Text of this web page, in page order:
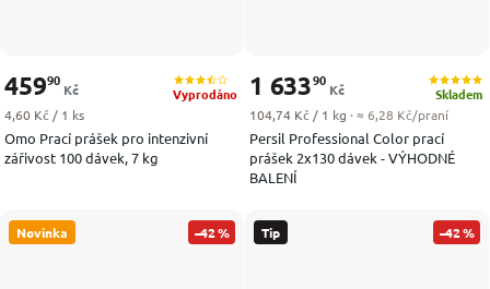
Omo Prací prášek pro intenzivní
zářivost 100 dávek, 7 kg
Vyprodáno
45990
Kč
Měrná cena:
4,60 Kč / 1 ks
Persil Professional Color prací
prášek 2x130 dávek - VÝHODNÉ
BALENÍ
Skladem
1 63390
Kč
Měrná cena:
104,74 Kč / 1 kg · ≈ 6,28 Kč/praní
Novinka –42 % Tip –42 %